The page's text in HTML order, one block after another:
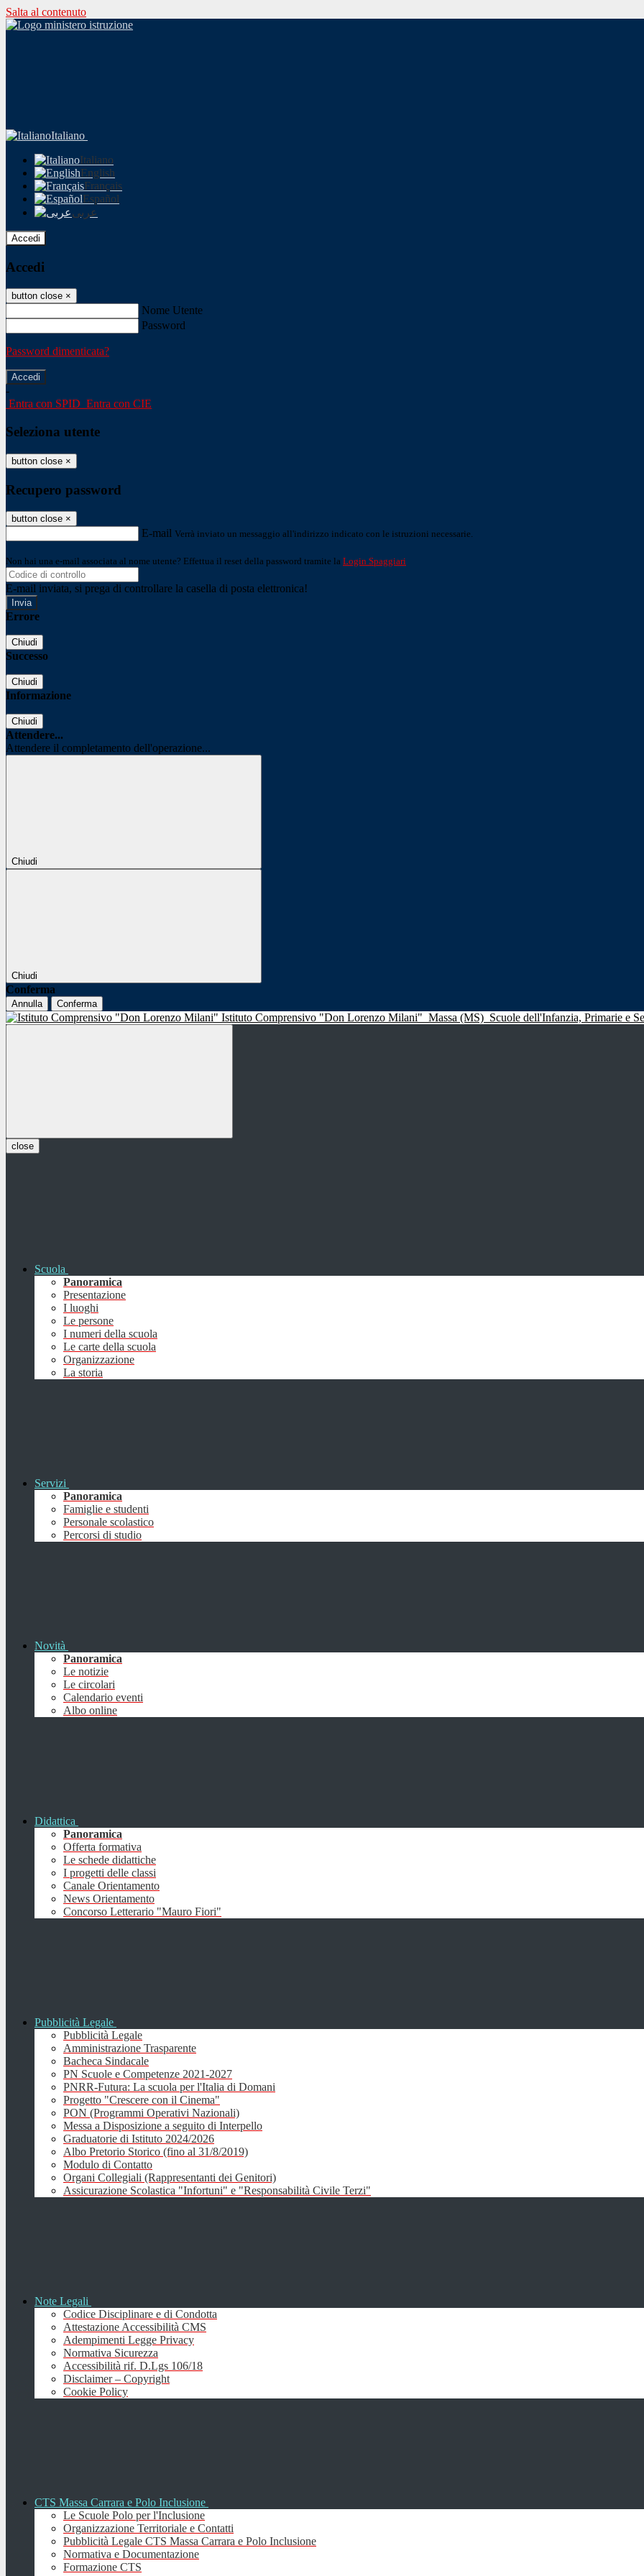
Salta al contenuto
Italiano
Italiano
English
Français
Español
عربى
Accedi
Accedi
button close ×
Nome Utente
Password
Password dimenticata?
-
Entra con SPID Entra con CIE
Seleziona utente
button close ×
Recupero password
button close ×
E-mail Verrà inviato un messaggio all'indirizzo indicato con le istruzioni necessarie.
Non hai una e-mail associata al nome utente? Effettua il reset della password tramite la Login Spaggiari
E-mail inviata, si prega di controllare la casella di posta elettronica!
Errore
Chiudi
Successo
Chiudi
Informazione
Chiudi
Attendere...
Attendere il completamento dell'operazione...
Chiudi
Chiudi
Conferma
Annulla Conferma
Istituto Comprensivo "Don Lorenzo Milani" Massa (MS) Scuole dell'Infanzia, Primarie e
close
Scuola
Panoramica
Presentazione
I luoghi
Le persone
I numeri della scuola
Le carte della scuola
Organizzazione
La storia
Servizi
Panoramica
Famiglie e studenti
Personale scolastico
Percorsi di studio
Novità
Panoramica
Le notizie
Le circolari
Calendario eventi
Albo online
Didattica
Panoramica
Offerta formativa
Le schede didattiche
I progetti delle classi
Canale Orientamento
News Orientamento
Concorso Letterario "Mauro Fiori"
Pubblicità Legale
Pubblicità Legale
Amministrazione Trasparente
Bacheca Sindacale
PN Scuole e Competenze 2021-2027
PNRR-Futura: La scuola per l'Italia di Domani
Progetto "Crescere con il Cinema"
PON (Programmi Operativi Nazionali)
Messa a Disposizione a seguito di Interpello
Graduatorie di Istituto 2024/2026
Albo Pretorio Storico (fino al 31/8/2019)
Modulo di Contatto
Organi Collegiali (Rappresentanti dei Genitori)
Assicurazione Scolastica "Infortuni" e "Responsabilità Civile Terzi"
Note Legali
Codice Disciplinare e di Condotta
Attestazione Accessibilità CMS
Adempimenti Legge Privacy
Normativa Sicurezza
Accessibilità rif. D.Lgs 106/18
Disclaimer – Copyright
Cookie Policy
CTS Massa Carrara e Polo Inclusione
Le Scuole Polo per l'Inclusione
Organizzazione Territoriale e Contatti
Pubblicità Legale CTS Massa Carrara e Polo Inclusione
Normativa e Documentazione
Formazione CTS